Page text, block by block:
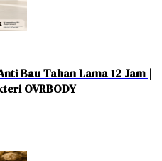
Bau Tahan Lama 12 Jam |
OVRBODY